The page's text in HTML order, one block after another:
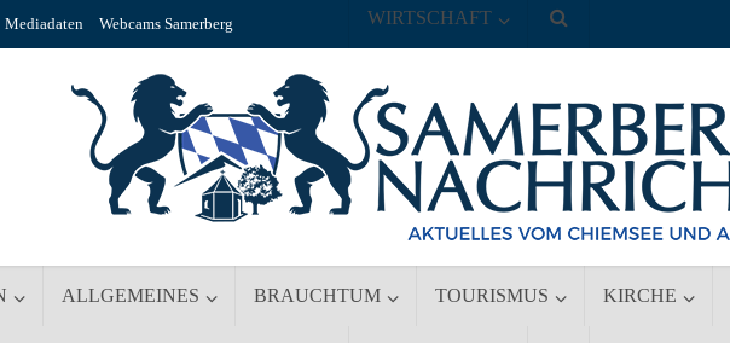
Mediadaten Webcams Samerberg
ALLGEMEINES BRAUCHTUM TOURISMUS KIRCHE
WIRTSCHAFT